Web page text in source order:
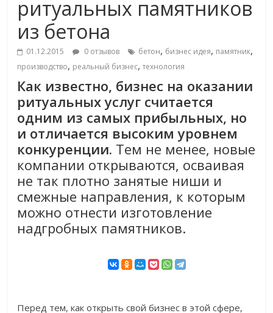
ритуальных памятников
из бетона
01.12.2015 0 отзывов бетон, бизнес идея, памятник,
производство, реальный бизнес,технология
Как известно, бизнес на оказании
ритуальных услуг считается
одним из самых прибыльных, но
и отличается высоким уровнем
конкуренции. Тем не менее, новые
компании открываются, осваивая
не так плотно занятые ниши и
смежные направления, к которым
можно отнести изготовление
надгробных памятников.
Перед тем, как открыть свой бизнес в этой сфере,